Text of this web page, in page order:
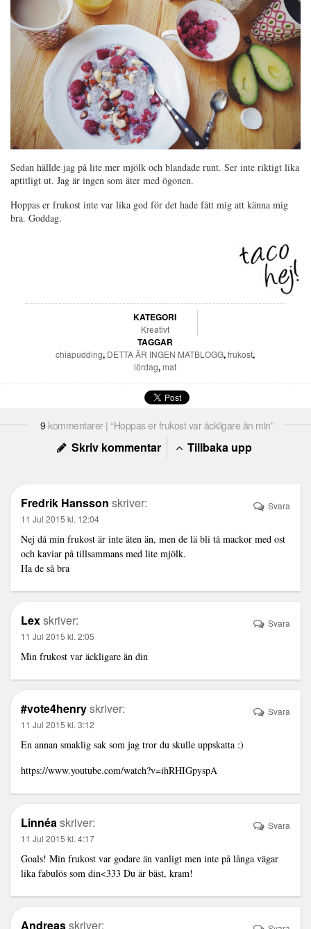
Sedan hällde jag på lite mer mjölk och blandade runt. Ser inte riktigt lika
aptitligt ut. Jag är ingen som äter med ögonen.
Hoppas er frukost inte var lika god för det hade fått mig att känna mig
bra. Goddag.
KATEGORI
Kreativt
TAGGAR
chiapudding, DETTA ÄR INGEN MATBLOGG,frukost,
lördag,mat
9 kommentarer | “Hoppas er frukost var äckligare än min”
Skriv kommentar Tillbaka upp
Fredrik Hansson skriver:
11 Jul 2015 kl. 12:04
Nej då min frukost är inte äten än, men de lä bli tå mackor med ost
och kaviar på tillsammans med lite mjölk.
Ha de så bra
Svara
Lexskriver:
11 Jul 2015 kl. 2:05
Min frukost var äckligare än din
Svara
#vote4henryskriver:
11 Jul 2015 kl. 3:12
En annan smaklig sak som jag tror du skulle uppskatta :)
https://www.youtube.com/watch?v=ihRHIGpyspA
Svara
Linnéa skriver:
11 Jul 2015 kl. 4:17
Goals! Min frukost var godare än vanligt men inte på långa vägar
lika fabulös som din<333 Du är bäst, kram!
Svara
Andreasskriver: